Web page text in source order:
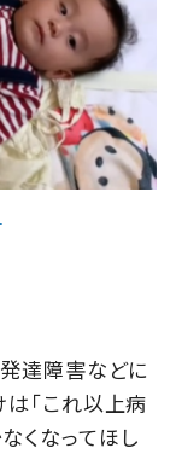
達障害などに
は「これ以上病
くなってほし